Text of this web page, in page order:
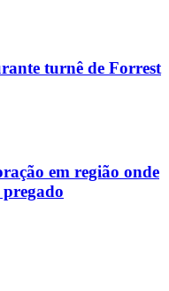
turnê de Forrest
em região onde